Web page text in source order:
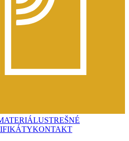
STREŠNÉ
KONTAKT